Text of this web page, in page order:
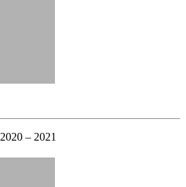
2020 – 2021